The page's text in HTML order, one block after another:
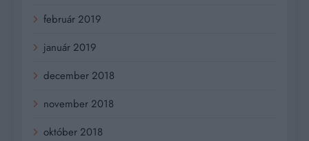
február 2019
január 2019
december 2018
november 2018
október 2018